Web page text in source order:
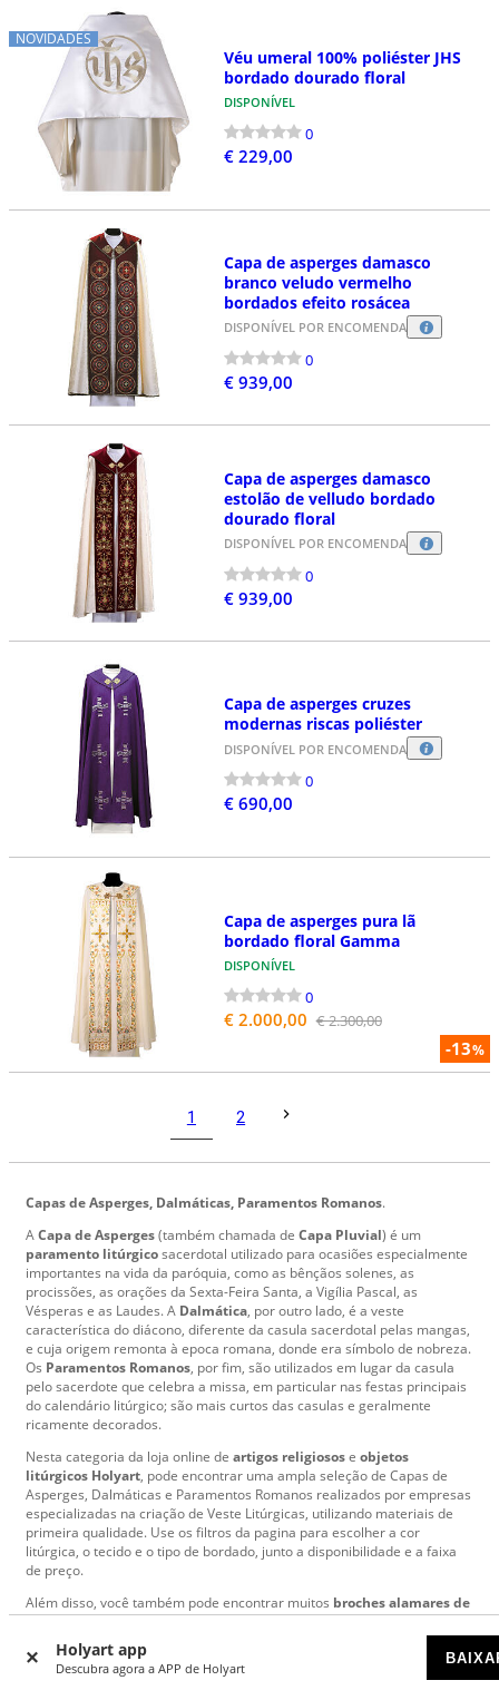
Holyart app
Descubra agora a APP de Holyart
NOVIDADES
Véu umeral 100% poliéster JHS
bordado dourado floral
DISPONÍVEL
0
€ 229,00
Capa de asperges damasco
branco veludo vermelho
bordados efeito rosácea
DISPONÍVEL POR ENCOMENDA
0
€ 939,00
Capa de asperges damasco
estolão de velludo bordado
dourado floral
DISPONÍVEL POR ENCOMENDA
0
€ 939,00
Capa de asperges cruzes
modernas riscas poliéster
DISPONÍVEL POR ENCOMENDA
0
€ 690,00
-13%
Capa de asperges pura lã
bordado floral Gamma
DISPONÍVEL
0
€ 2.000,00 € 2.300,00
1 2
Capas de Asperges, Dalmáticas, Paramentos Romanos.
ACapa de Asperges(também chamada de Capa Pluvial) é um
paramento litúrgicosacerdotal utilizado para ocasiões especialmente
importantes na vida da paróquia, como as bênçãos solenes, as
procissões, as orações da Sexta-Feira Santa, a Vigília Pascal, as
Vésperas e as Laudes. A Dalmática, por outro lado, é a veste
característica do diácono, diferente da casula sacerdotal pelas mangas,
e cuja origem remonta à epoca romana, donde era símbolo de nobreza.
Os Paramentos Romanos, por fim, são utilizados em lugar da casula
pelo sacerdote que celebra a missa, em particular nas festas principais
do calendário litúrgico; são mais curtos das casulas e geralmente
ricamente decorados.
Nesta categoria da loja online de artigos religiosose objetos
litúrgicos Holyart, pode encontrar uma ampla seleção de Capas de
Asperges, Dalmáticas e Paramentos Romanos realizados por empresas
especializadas na criação de Veste Litúrgicas, utilizando materiais de
primeira qualidade. Use os filtros da pagina para escolher a cor
litúrgica, o tecido e o tipo de bordado, junto a disponibilidade e a faixa
de preço.
Além disso, você também pode encontrar muitos broches alamares de
capa pluvial, prateados e dourados, com pedras e cristais, pequenas
obras de arte de joalharia .